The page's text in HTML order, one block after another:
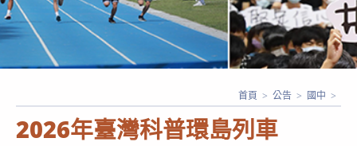
2026年臺灣科普環島列車
首頁 > 公告 > 國中 >